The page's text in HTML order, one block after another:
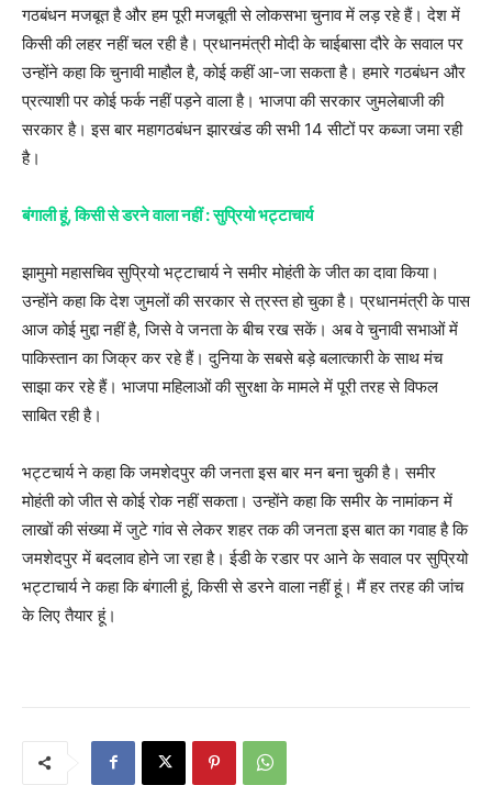
गठबंधन मजबूत है और हम पूरी मजबूती से लोकसभा चुनाव में लड़ रहे हैं। देश में
किसी की लहर नहीं चल रही है। प्रधानमंत्री मोदी के चाईबासा दौरे के सवाल पर
उन्होंने कहा कि चुनावी माहौल है, कोई कहीं आ-जा सकता है। हमारे गठबंधन और
प्रत्याशी पर कोई फर्क नहीं पड़ने वाला है। भाजपा की सरकार जुमलेबाजी की
सरकार है। इस बार महागठबंधन झारखंड की सभी 14 सीटों पर कब्जा जमा रही
है।
बंगाली हूं, किसी से डरने वाला नहीं : सुप्रियो भट्टाचार्य
झामुमो महासचिव सुप्रियो भट्टाचार्य ने समीर मोहंती के जीत का दावा किया।
उन्होंने कहा कि देश जुमलों की सरकार से त्रस्त हो चुका है। प्रधानमंत्री के पास
आज कोई मुद्दा नहीं है, जिसे वे जनता के बीच रख सकें। अब वे चुनावी सभाओं में
पाकिस्तान का जिक्र कर रहे हैं। दुनिया के सबसे बड़े बलात्कारी के साथ मंच
साझा कर रहे हैं। भाजपा महिलाओं की सुरक्षा के मामले में पूरी तरह से विफल
साबित रही है।
भट्टचार्य ने कहा कि जमशेदपुर की जनता इस बार मन बना चुकी है। समीर
मोहंती को जीत से कोई रोक नहीं सकता। उन्होंने कहा कि समीर के नामांकन में
लाखों की संख्या में जुटे गांव से लेकर शहर तक की जनता इस बात का गवाह है कि
जमशेदपुर में बदलाव होने जा रहा है। ईडी के रडार पर आने के सवाल पर सुप्रियो
भट्टाचार्य ने कहा कि बंगाली हूं, किसी से डरने वाला नहीं हूं। मैं हर तरह की जांच
के लिए तैयार हूं।